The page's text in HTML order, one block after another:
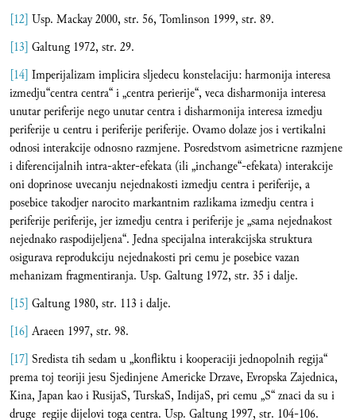
[12] Usp. Mackay 2000, str. 56, Tomlinson 1999, str. 89.
[13] Galtung 1972, str. 29.
[14] Imperijalizam implicira sljedecu konstelaciju: harmonija interesa
izmedju“centra centra“ i „centra perierije“, veca disharmonija interesa
unutar periferije nego unutar centra i disharmonija interesa izmedju
periferije u centru i periferije periferije. Ovamo dolaze jos i vertikalni
odnosi interakcije odnosno razmjene. Posredstvom asimetricne razmjene
i diferencijalnih intra-akter-efekata (ili „inchange“-efekata) interakcije
oni doprinose uvecanju nejednakosti izmedju centra i periferije, a
posebice takodjer narocito markantnim razlikama izmedju centra i
periferije periferije, jer izmedju centra i periferije je „sama nejednakost
nejednako raspodijeljena“. Jedna specijalna interakcijska struktura
osigurava reprodukciju nejednakosti pri cemu je posebice vazan
mehanizam fragmentiranja. Usp. Galtung 1972, str. 35 i dalje.
[15] Galtung 1980, str. 113 i dalje.
[16] Araeen 1997, str. 98.
[17] Sredista tih sedam u „konfliktu i kooperaciji jednopolnih regija“
prema toj teoriji jesu Sjedinjene Americke Drzave, Evropska Zajednica,
Kina, Japan kao i RusijaS, TurskaS, IndijaS, pri cemu „S“ znaci da su i
druge regije dijelovi toga centra. Usp. Galtung 1997, str. 104-106.